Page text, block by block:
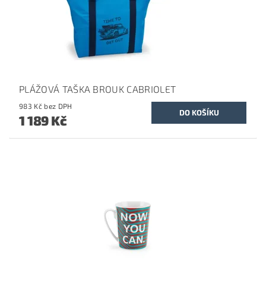
PLÁŽOVÁ TAŠKA BROUK CABRIOLET
983 Kč bez DPH
1 189 Kč